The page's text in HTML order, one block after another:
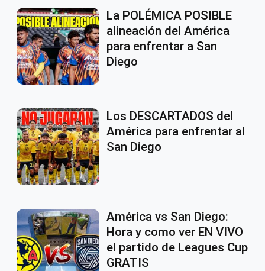
La POLÉMICA POSIBLE
alineación del América
para enfrentar a San
Diego
Los DESCARTADOS del
América para enfrentar al
San Diego
América vs San Diego:
Hora y como ver EN VIVO
el partido de Leagues Cup
GRATIS